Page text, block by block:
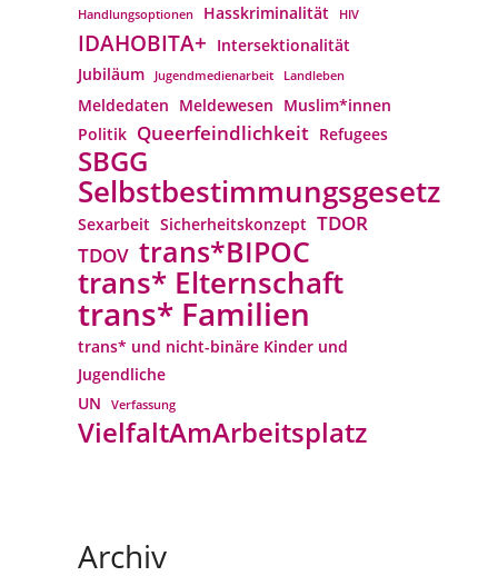
Handlungsoptionen Hasskriminalität HIV
IDAHOBITA+ Intersektionalität
Jubiläum
Jugendmedienarbeit Landleben
Meldedaten Meldewesen Muslim*innen
Politik Queerfeindlichkeit Refugees
SBGG
Selbstbestimmungsgesetz
Sexarbeit Sicherheitskonzept TDOR
TDOV trans*BIPOC
trans* Elternschaft
trans* Familien
trans* und nicht-binäre Kinder und
Jugendliche
UN
Verfassung
VielfaltAmArbeitsplatz
Archiv